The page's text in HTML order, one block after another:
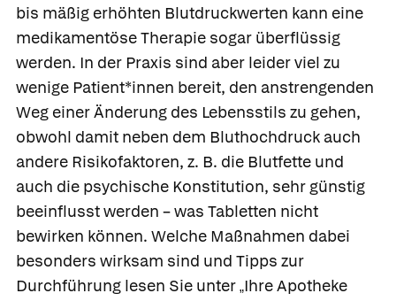
bis mäßig erhöhten Blutdruckwerten kann eine
medikamentöse Therapie sogar überflüssig
werden. In der Praxis sind aber leider viel zu
wenige Patient*innen bereit, den anstrengenden
Weg einer Änderung des Lebensstils zu gehen,
obwohl damit neben dem Bluthochdruck auch
andere Risikofaktoren, z. B. die Blutfette und
auch die psychische Konstitution, sehr günstig
beeinflusst werden – was Tabletten nicht
bewirken können. Welche Maßnahmen dabei
besonders wirksam sind und Tipps zur
Durchführung lesen Sie unter „Ihre Apotheke